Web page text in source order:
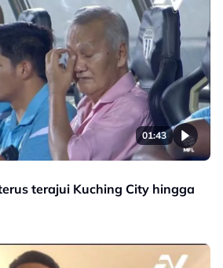
01:43
terajui Kuching City hingga